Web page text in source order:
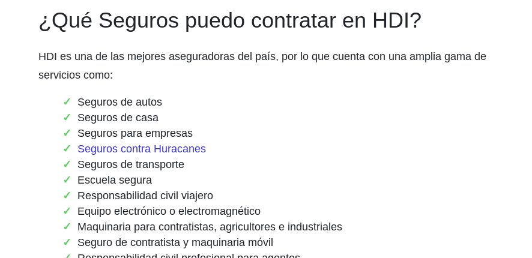
¿Qué Seguros puedo contratar en HDI?
HDI es una de las mejores aseguradoras del país, por lo que cuenta con una amplia gama de
servicios como:
Seguros de autos
Seguros de casa
Seguros para empresas
Seguros contra Huracanes
Seguros de transporte
Escuela segura
Responsabilidad civil viajero
Equipo electrónico o electromagnético
Maquinaria para contratistas, agricultores e industriales
Seguro de contratista y maquinaria móvil